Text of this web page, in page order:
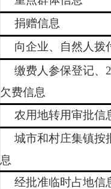
捐赠信息
向企业、自然人拨
缴费人参保登记、
欠费信息
农用地转用审批信
城市和村庄集镇按
息
经批准临时占地信